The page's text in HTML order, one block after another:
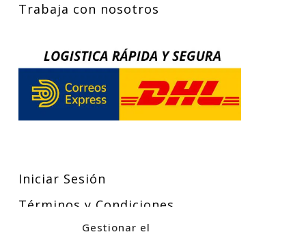
Gestionar el
Trabaja con nosotros
Iniciar Sesión
Términos y Condiciones
Política de Privacidad